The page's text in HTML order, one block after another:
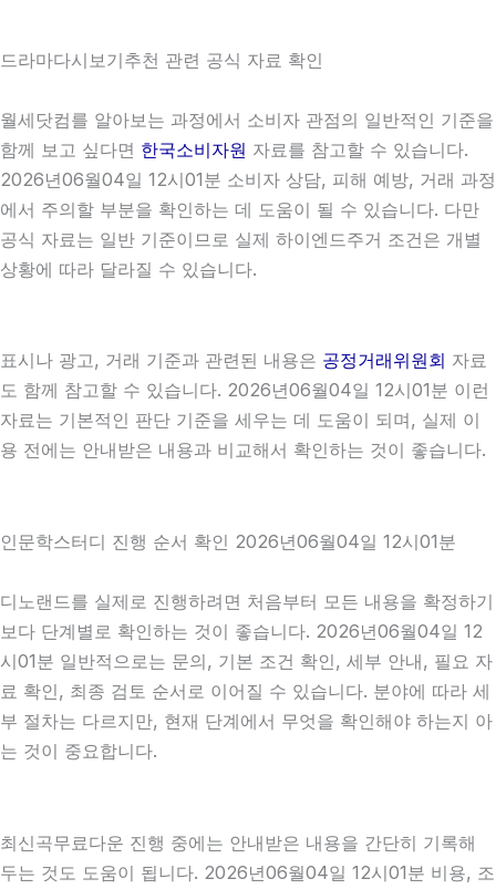
드라마다시보기추천 관련 공식 자료 확인
월세닷컴를 알아보는 과정에서 소비자 관점의 일반적인 기준을
함께 보고 싶다면 한국소비자원 자료를 참고할 수 있습니다.
2026년06월04일 12시01분 소비자 상담, 피해 예방, 거래 과정
에서 주의할 부분을 확인하는 데 도움이 될 수 있습니다. 다만
공식 자료는 일반 기준이므로 실제 하이엔드주거 조건은 개별
상황에 따라 달라질 수 있습니다.
표시나 광고, 거래 기준과 관련된 내용은 공정거래위원회 자료
도 함께 참고할 수 있습니다. 2026년06월04일 12시01분 이런
자료는 기본적인 판단 기준을 세우는 데 도움이 되며, 실제 이
용 전에는 안내받은 내용과 비교해서 확인하는 것이 좋습니다.
인문학스터디 진행 순서 확인 2026년06월04일 12시01분
디노랜드를 실제로 진행하려면 처음부터 모든 내용을 확정하기
보다 단계별로 확인하는 것이 좋습니다. 2026년06월04일 12
시01분 일반적으로는 문의, 기본 조건 확인, 세부 안내, 필요 자
료 확인, 최종 검토 순서로 이어질 수 있습니다. 분야에 따라 세
부 절차는 다르지만, 현재 단계에서 무엇을 확인해야 하는지 아
는 것이 중요합니다.
최신곡무료다운 진행 중에는 안내받은 내용을 간단히 기록해
두는 것도 도움이 됩니다. 2026년06월04일 12시01분 비용, 조